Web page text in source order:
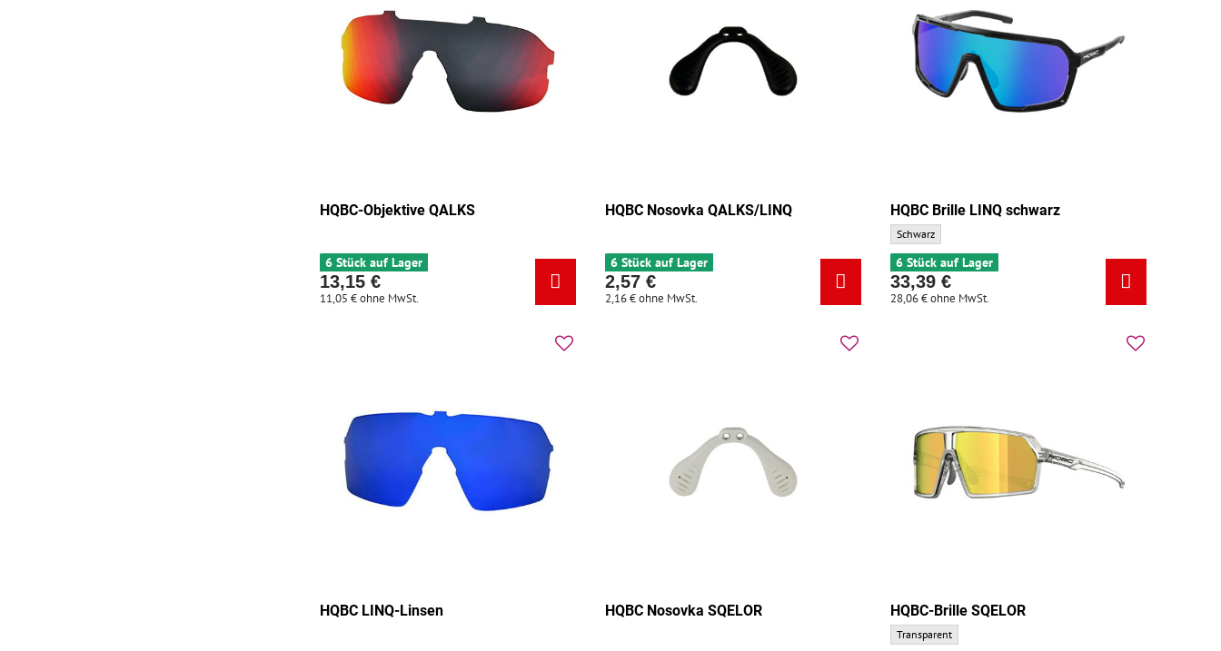
HQBC-Objektive QALKS
6 Stück auf Lager
13,15 €
11,05 €ohne MwSt.
HQBC Nosovka QALKS/LINQ
6 Stück auf Lager
2,57 €
2,16 €ohne MwSt.
HQBC Brille LINQ schwarz
HQBC Brille LINQ schwarz - Grundfarbe:
Schwarz
6 Stück auf Lager
33,39 €
28,06 €ohne MwSt.
HQBC LINQ-Linsen HQBC Nosovka SQELOR HQBC-Brille SQELOR
HQBC-Brille SQELOR - Grundfarbe:
Transparent